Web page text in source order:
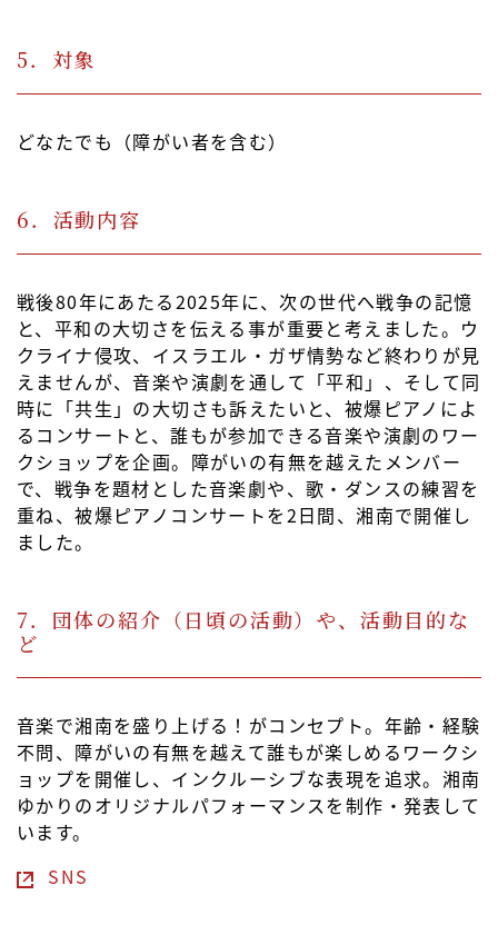
5．対象
どなたでも（障がい者を含む）
6．活動内容
戦後80年にあたる2025年に、次の世代へ戦争の記憶
と、平和の大切さを伝える事が重要と考えました。ウ
クライナ侵攻、イスラエル・ガザ情勢など終わりが見
えませんが、音楽や演劇を通して「平和」、そして同
時に「共生」の大切さも訴えたいと、被爆ピアノによ
るコンサートと、誰もが参加できる音楽や演劇のワー
クショップを企画。障がいの有無を越えたメンバー
で、戦争を題材とした音楽劇や、歌・ダンスの練習を
重ね、被爆ピアノコンサートを2日間、湘南で開催し
ました。
7．団体の紹介（日頃の活動）や、活動目的な
ど
音楽で湘南を盛り上げる！がコンセプト。年齢・経験
不問、障がいの有無を越えて誰もが楽しめるワークシ
ョップを開催し、インクルーシブな表現を追求。湘南
ゆかりのオリジナルパフォーマンスを制作・発表して
います。
SNS